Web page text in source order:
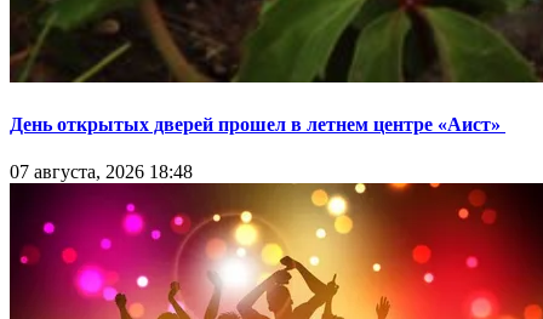
День открытых дверей прошел в летнем центре «Аист»
07 августа, 2026 18:48